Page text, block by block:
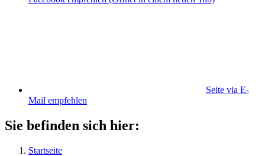
Seite via E-
Mail empfehlen
Sie befinden sich hier:
Startseite